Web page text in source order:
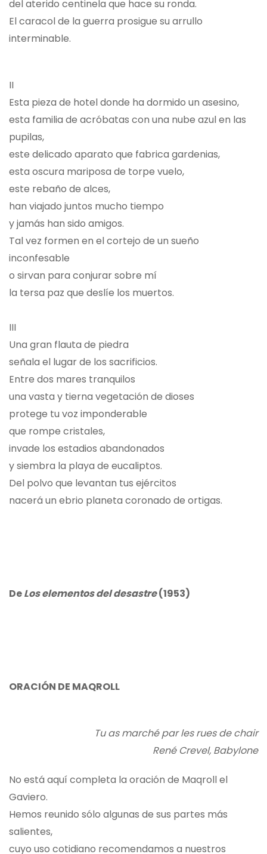
del aterido centinela que hace su ronda.
El caracol de la guerra prosigue su arrullo
interminable.
II
Esta pieza de hotel donde ha dormido un asesino,
esta familia de acróbatas con una nube azul en las
pupilas,
este delicado aparato que fabrica gardenias,
esta oscura mariposa de torpe vuelo,
este rebaño de alces,
han viajado juntos mucho tiempo
y jamás han sido amigos.
Tal vez formen en el cortejo de un sueño
inconfesable
o sirvan para conjurar sobre mí
la tersa paz que deslíe los muertos.
III
Una gran flauta de piedra
señala el lugar de los sacrificios.
Entre dos mares tranquilos
una vasta y tierna vegetación de dioses
protege tu voz imponderable
que rompe cristales,
invade los estadios abandonados
y siembra la playa de eucaliptos.
Del polvo que levantan tus ejércitos
nacerá un ebrio planeta coronado de ortigas.
DeLos elementos del desastre(1953)
ORACIÓN DE MAQROLL
Tu as marché par les rues de chair
René Crevel, Babylone
No está aquí completa la oración de Maqroll el
Gaviero.
Hemos reunido sólo algunas de sus partes más
salientes,
cuyo uso cotidiano recomendamos a nuestros